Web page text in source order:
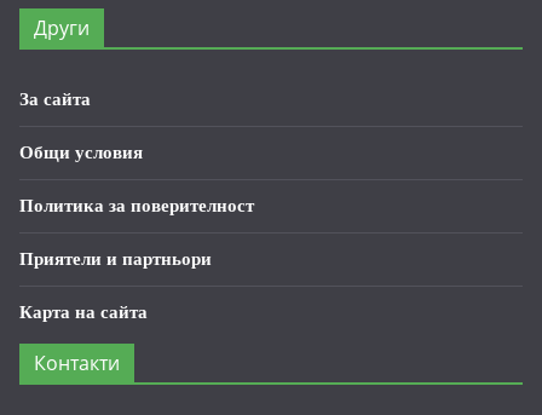
Други
За сайта
Общи условия
Политика за поверителност
Приятели и партньори
Карта на сайта
Контакти